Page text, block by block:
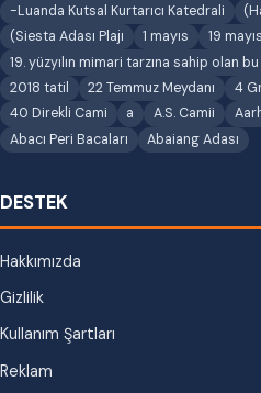
-Luanda Kutsal Kurtarıcı Katedrali
(Siesta Adası Plajı
1 mayıs
19 mayıs
19. yüzyılın mimari tarzına sahip olan
2018 tatil
22 Temmuz Meydanı
4
40 Direkli Cami
a A.S. Camii
Abacı Peri Bacaları
Abaiang Adası
DESTEK
Hakkımızda
Gizlilik
Kullanım Şartları
Reklam